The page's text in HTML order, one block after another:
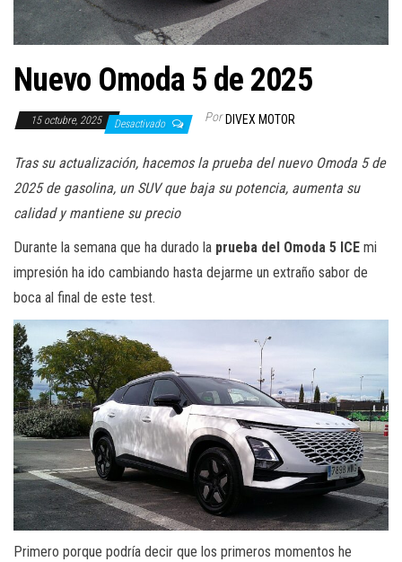
c
Nuevo Omoda 5 de 2025
15 octubre, 2025 Desactivado Por DIVEX MOTOR
Tras su actualización, hacemos la prueba del nuevo Omoda 5 de
2025 de gasolina, un SUV que baja su potencia, aumenta su
calidad y mantiene su precio
Durante la semana que ha durado la prueba del Omoda 5 ICE mi
impresión ha ido cambiando hasta dejarme un extraño sabor de
boca al final de este test.
Primero porque podría decir que los primeros momentos he